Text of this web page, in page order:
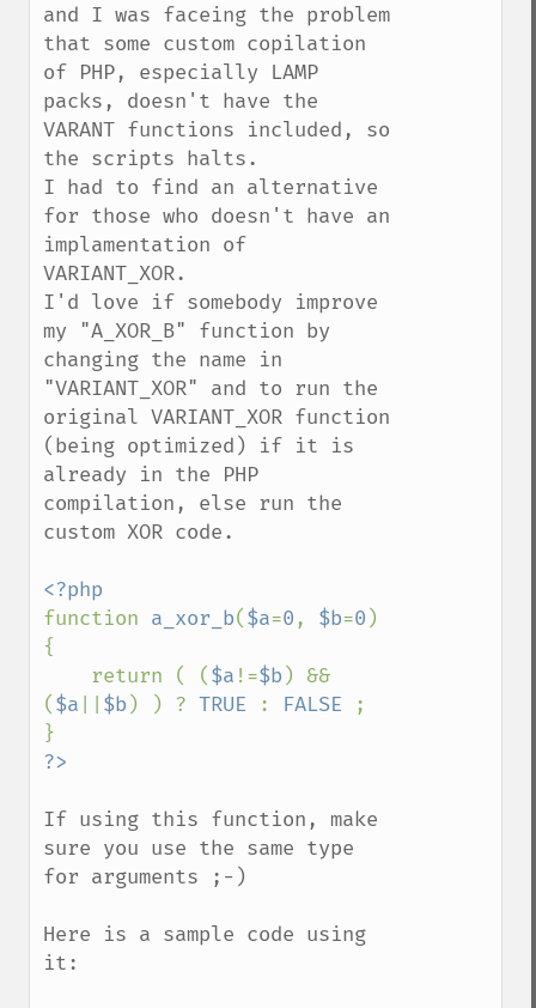
and I was faceing the problem
that some custom copilation
of PHP, especially LAMP
packs, doesn't have the
VARANT functions included, so
the scripts halts.
I had to find an alternative
for those who doesn't have an
implamentation of
VARIANT_XOR.
I'd love if somebody improve
my "A_XOR_B" function by
changing the name in
"VARIANT_XOR" and to run the
original VARIANT_XOR function
(being optimized) if it is
already in the PHP
compilation, else run the
custom XOR code.
function a_xor_b($a=0, $b=0 )
{
    return ( (
$a !=$b ) &&
($a $b ) ) ? TRUE : FALSE
;
If using this function, make
sure you use the same type
for arguments ;-)
Here is a sample code using
it: